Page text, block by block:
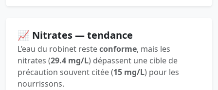
📈 Nitrates — tendance
L’eau du robinet resteconforme, mais les
nitrates (29.4 mg/L) dépassent une cible de
précaution souvent citée (15 mg/L) pour les
nourrissons.